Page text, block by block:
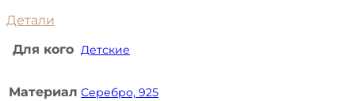
Детали
Для кого Детские
Материал Серебро, 925